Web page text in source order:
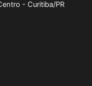
- Curitiba/PR